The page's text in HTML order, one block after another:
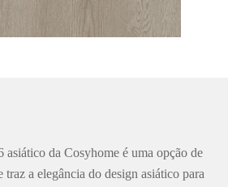
da Cosyhome é uma opção de
traz a elegância do design asiático para